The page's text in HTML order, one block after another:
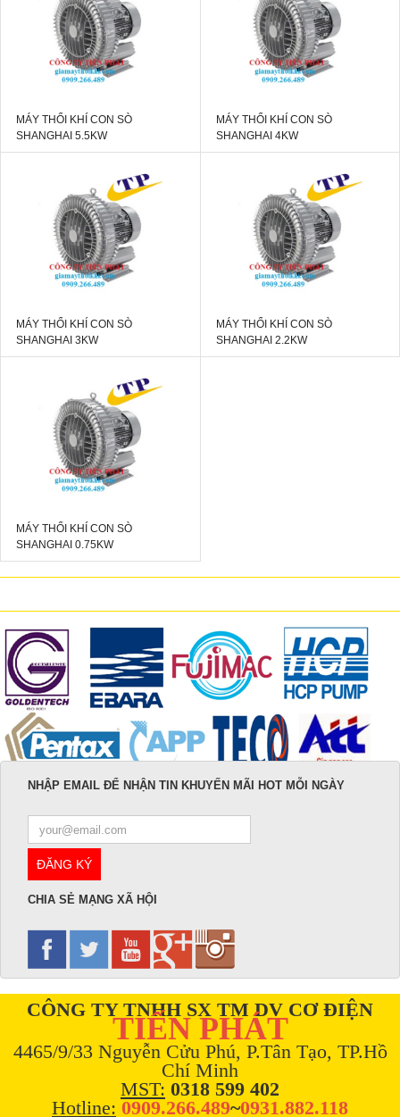
MÁY THỔI KHÍ CON SÒ
SHANGHAI 5.5KW
MÁY THỔI KHÍ CON SÒ
SHANGHAI 4KW
MÁY THỔI KHÍ CON SÒ
SHANGHAI 3KW
MÁY THỔI KHÍ CON SÒ
SHANGHAI 2.2KW
MÁY THỔI KHÍ CON SÒ
SHANGHAI 0.75KW
NHẬP EMAIL ĐỂ NHẬN TIN KHUYẾN MÃI HOT MỖI NGÀY
CHIA SẺ MẠNG XÃ HỘI
CÔNG TY TNHH SX TM DV CƠ ĐIỆN
TIẾN PHÁT
4465/9/33 Nguyễn Cửu Phú, P.Tân Tạo, TP.Hồ
Chí Minh
MST: 0318 599 402
Hotline: 0909.266.489~0931.882.118